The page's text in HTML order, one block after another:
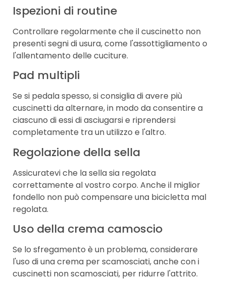
Ispezioni di routine
Controllare regolarmente che il cuscinetto non
presenti segni di usura, come l'assottigliamento o
l'allentamento delle cuciture.
Pad multipli
Se si pedala spesso, si consiglia di avere più
cuscinetti da alternare, in modo da consentire a
ciascuno di essi di asciugarsi e riprendersi
completamente tra un utilizzo e l'altro.
Regolazione della sella
Assicuratevi che la sella sia regolata
correttamente al vostro corpo. Anche il miglior
fondello non può compensare una bicicletta mal
regolata.
Uso della crema camoscio
Se lo sfregamento è un problema, considerare
l'uso di una crema per scamosciati, anche con i
cuscinetti non scamosciati, per ridurre l'attrito.